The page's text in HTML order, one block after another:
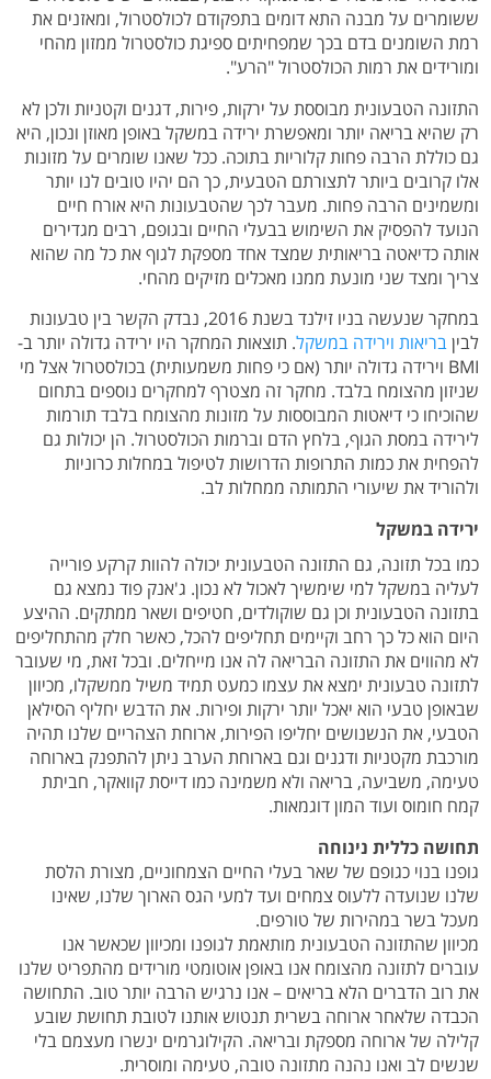
ששומרים על מבנה התא דומים בתפקודם לכולסטרול, ומאזנים את
רמת השומנים בדם בכך שמפחיתים ספיגת כולסטרול ממזון מהחי
ומורידים את רמות הכולסטרול "הרע".
התזונה הטבעונית מבוססת על ירקות, פירות, דגנים וקטניות ולכן לא
רק שהיא בריאה יותר ומאפשרת ירידה במשקל באופן מאוזן ונכון, היא
גם כוללת הרבה פחות קלוריות בתוכה. ככל שאנו שומרים על מזונות
אלו קרובים ביותר לתצורתם הטבעית, כך הם יהיו טובים לנו יותר
ומשמינים הרבה פחות. מעבר לכך שהטבעונות היא אורח חיים
הנועד להפסיק את השימוש בבעלי החיים ובגופם, רבים מגדירים
אותה כדיאטה בריאותית שמצד אחד מספקת לגוף את כל מה שהוא
צריך ומצד שני מונעת ממנו מאכלים מזיקים מהחי.
במחקר שנעשה בניו זילנד בשנת 2016, נבדק הקשר בין טבעונות
לביןבריאות וירידה במשקל. תוצאות המחקר היו ירידה גדולה יותר ב-
BMI וירידה גדולה יותר (אם כי פחות משמעותית) בכולסטרול אצל מי
שניזון מהצומח בלבד. מחקר זה מצטרף למחקרים נוספים בתחום
שהוכיחו כי דיאטות המבוססות על מזונות מהצומח בלבד תורמות
לירידה במסת הגוף, בלחץ הדם וברמות הכולסטרול. הן יכולות גם
להפחית את כמות התרופות הדרושות לטיפול במחלות כרוניות
ולהוריד את שיעורי התמותה ממחלות לב.
ירידה במשקל
כמו בכל תזונה, גם התזונה הטבעונית יכולה להוות קרקע פורייה
לעליה במשקל למי שימשיך לאכול לא נכון. ג'אנק פוד נמצא גם
בתזונה הטבעונית וכן גם שוקולדים, חטיפים ושאר ממתקים. ההיצע
היום הוא כל כך רחב וקיימים תחליפים להכל, כאשר חלק מהתחליפים
לא מהווים את התזונה הבריאה לה אנו מייחלים. ובכל זאת, מי שעובר
לתזונה טבעונית ימצא את עצמו כמעט תמיד משיל ממשקלו, מכיוון
שבאופן טבעי הוא יאכל יותר ירקות ופירות. את הדבש יחליף הסילאן
הטבעי, את הנשנושים יחליפו הפירות, ארוחת הצהריים שלנו תהיה
מורכבת מקטניות ודגנים וגם בארוחת הערב ניתן להתפנק בארוחה
טעימה, משביעה, בריאה ולא משמינה כמו דייסת קוואקר, חביתת
קמח חומוס ועוד המון דוגמאות.
תחושה כללית נינוחה
גופנו בנוי כגופם של שאר בעלי החיים הצמחוניים, מצורת הלסת
שלנו שנועדה ללעוס צמחים ועד למעי הגס הארוך שלנו, שאינו
מעכל בשר במהירות של טורפים.
מכיוון שהתזונה הטבעונית מותאמת לגופנו ומכיוון שכאשר אנו
עוברים לתזונה מהצומח אנו באופן אוטומטי מורידים מהתפריט שלנו
את רוב הדברים הלא בריאים – אנו נרגיש הרבה יותר טוב. התחושה
הכבדה שלאחר ארוחה בשרית תנטוש אותנו לטובת תחושת שובע
קלילה של ארוחה מספקת ובריאה. הקילוגרמים ינשרו מעצמם בלי
שנשים לב ואנו נהנה מתזונה טובה, טעימה ומוסרית.